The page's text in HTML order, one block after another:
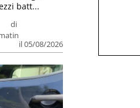
di
il 05/08/2026
batt...